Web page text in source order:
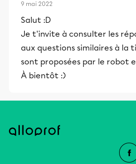
9 mai 2022
Salut :D
Je t'invite à consulter les
aux questions similaires à la
sont proposées par le robot
À bientôt :)